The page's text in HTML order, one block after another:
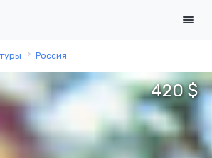
Россия
420 $